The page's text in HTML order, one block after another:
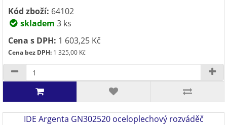
Kód zboží: 64102
skladem 3 ks
Cena s DPH: 1 603,25 Kč
Cena bez DPH: 1 325,00 Kč
IDE Argenta GN302520 oceloplechový rozváděč